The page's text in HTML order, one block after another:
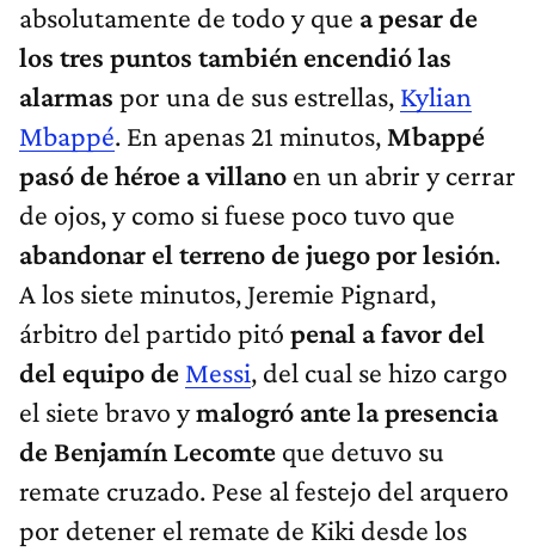
absolutamente de todo y que a pesar de
los tres puntos también encendió las
alarmas por una de sus estrellas, Kylian
Mbappé. En apenas 21 minutos, Mbappé
pasó de héroe a villano en un abrir y cerrar
de ojos, y como si fuese poco tuvo que
abandonar el terreno de juego por lesión.
A los siete minutos, Jeremie Pignard,
árbitro del partido pitó penal a favor del
del equipo de Messi, del cual se hizo cargo
el siete bravo ymalogró ante la presencia
de Benjamín Lecomte que detuvo su
remate cruzado. Pese al festejo del arquero
por detener el remate de Kiki desde los